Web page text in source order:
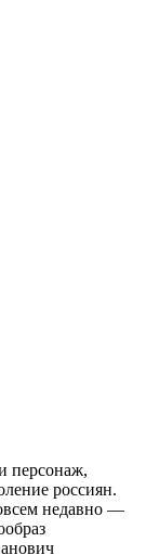
персонаж,
россиян.
недавно —